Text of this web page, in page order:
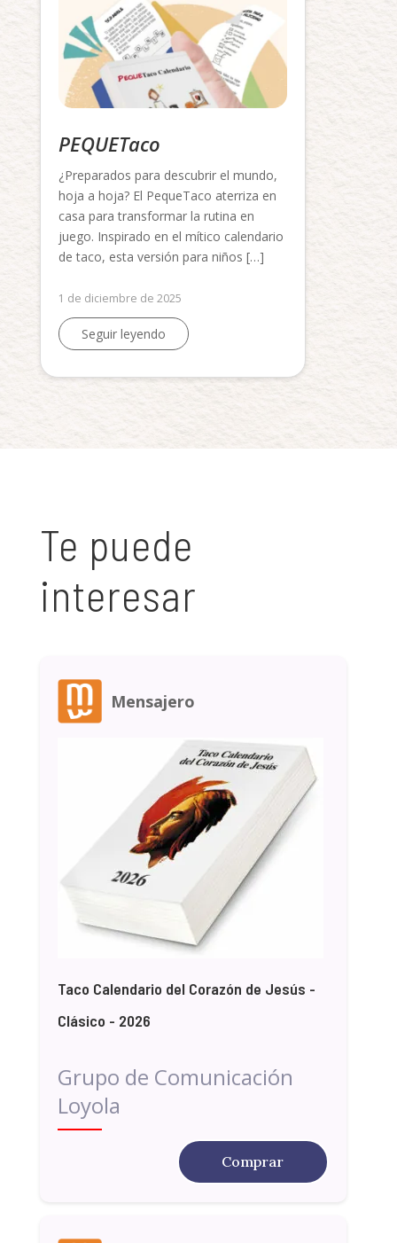
PEQUETaco
¿Preparados para descubrir el mundo,
hoja a hoja? El PequeTaco aterriza en
casa para transformar la rutina en
juego. Inspirado en el mítico calendario
de taco, esta versión para niños […]
1 de diciembre de 2025
Seguir leyendo
Te puede
interesar
Mensajero
Taco Calendario del Corazón de Jesús -
Clásico - 2026
Grupo de Comunicación
Loyola
Comprar